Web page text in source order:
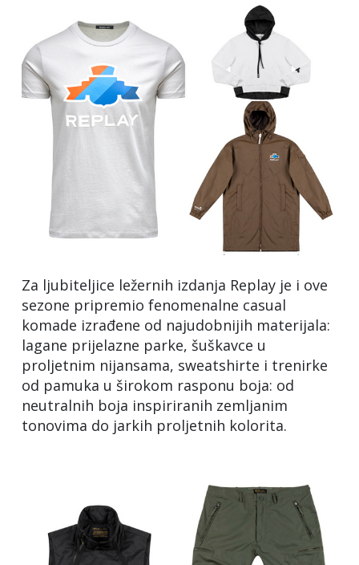
Za ljubiteljice ležernih izdanja Replay je i ove
sezone pripremio fenomenalne casual
komade izrađene od najudobnijih materijala:
lagane prijelazne parke, šuškavce u
proljetnim nijansama, sweatshirte i trenirke
od pamuka u širokom rasponu boja: od
neutralnih boja inspiriranih zemljanim
tonovima do jarkih proljetnih kolorita.